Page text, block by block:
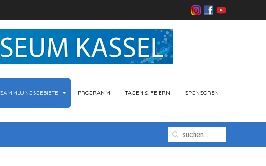
SAMMLUNGSGEBIETE PROGRAMM TAGEN & FEIERN SPONSOREN